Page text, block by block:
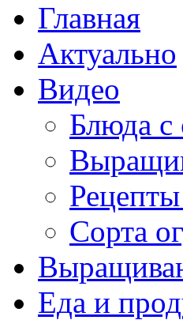
Главная
Актуально
Видео
Блюда с
Сорта
Еда и